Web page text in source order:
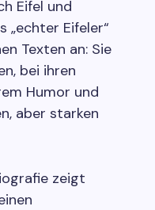
Eifel und
„echter Eifeler“
Texten an: Sie
bei ihren
Humor und
aber starken
zeigt